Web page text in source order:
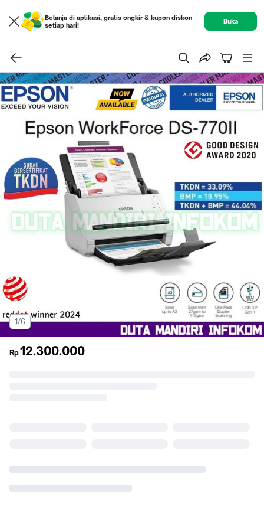
Belanja di aplikasi, gratis ongkir & kupon diskon
setiap hari!
Buka
1/6
Rp12.300.000